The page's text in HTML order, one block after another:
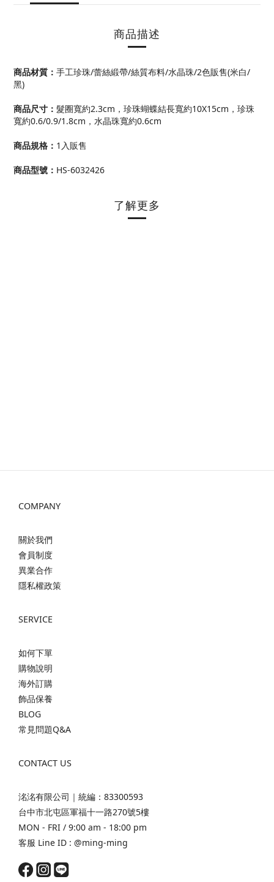
商品描述
商品材質： 手工珍珠/蕾絲緞帶/絲質布料/水晶珠/2色販售(米白/
黑)
商品尺寸 ： 髮圈寬約2.3cm，珍珠蝴蝶結長寬約10X15cm，珍珠
寬約0.6/0.9/1.8cm，水晶珠寬約0.6cm
商品規格 ： 1入販售
商品型號 ： HS-6032426
了解更多
COMPANY
關於我們
會員制度
異業合作
隱私權政策
SERVICE
如何下單
購物說明
海外訂購
飾品保養
BLOG
常見問題Q&A
CONTACT US
洺洺有限公司｜統編：83300593
台中市北屯區軍福十一路270號5樓
MON - FRI / 9:00 am - 18:00 pm
客服 Line ID : @ming-ming